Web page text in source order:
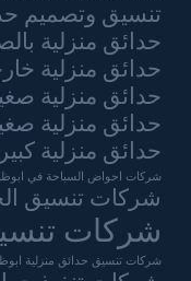
تنسيق وتصميم
حدائق منزلية
حدائق منزلية
حدائق منزلية
حدائق منزلية
حدائق منزلية
شركات احواض السباحة في
شركات تنسيق
شركات
شركات تنسيق حدائق منزلية